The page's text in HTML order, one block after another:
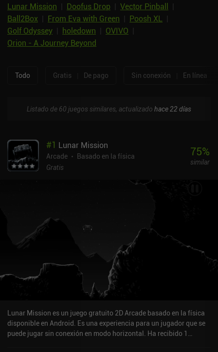
Lunar Mission Doofus Drop Vector Pinball
Ball2Box
From Eva with Green Poosh XL
Golf Odyssey
holedown OVIVO
Orion - A Journey Beyond
Todo Gratis De pago Sin conexión En línea
Listado de 60 juegos similares, actualizado hace 22 días
#1 Lunar Mission
Arcade
Basado en la física
Gratis
75%
similar
Lunar Mission es un juego gratuito 2D Arcade basado en la física
disponible en Android. Es una experiencia para un jugador que se
puede jugar sin conexión en modo horizontal. Ha recibido 1